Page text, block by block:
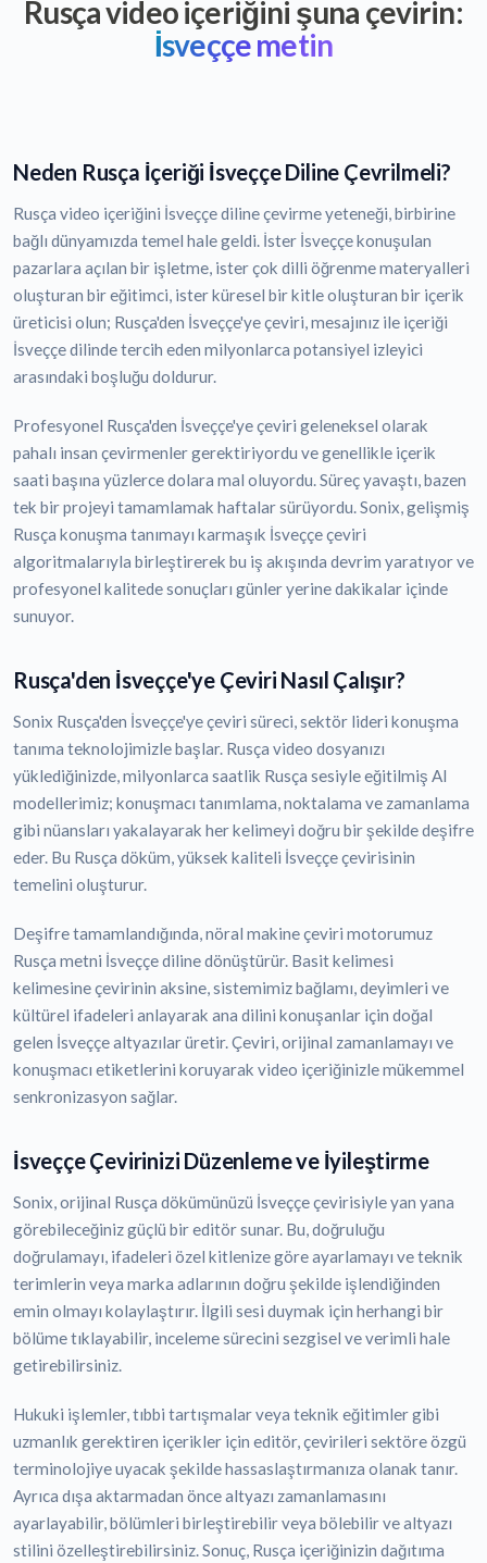
Rusça video içeriğini şuna çevirin:
İsveççe metin
Neden Rusça İçeriği İsveççe Diline Çevrilmeli?
Rusça video içeriğini İsveççe diline çevirme yeteneği, birbirine
bağlı dünyamızda temel hale geldi. İster İsveççe konuşulan
pazarlara açılan bir işletme, ister çok dilli öğrenme materyalleri
oluşturan bir eğitimci, ister küresel bir kitle oluşturan bir içerik
üreticisi olun; Rusça'den İsveççe'ye çeviri, mesajınız ile içeriği
İsveççe dilinde tercih eden milyonlarca potansiyel izleyici
arasındaki boşluğu doldurur.
Profesyonel Rusça'den İsveççe'ye çeviri geleneksel olarak
pahalı insan çevirmenler gerektiriyordu ve genellikle içerik
saati başına yüzlerce dolara mal oluyordu. Süreç yavaştı, bazen
tek bir projeyi tamamlamak haftalar sürüyordu. Sonix, gelişmiş
Rusça konuşma tanımayı karmaşık İsveççe çeviri
algoritmalarıyla birleştirerek bu iş akışında devrim yaratıyor ve
profesyonel kalitede sonuçları günler yerine dakikalar içinde
sunuyor.
Rusça'den İsveççe'ye Çeviri Nasıl Çalışır?
Sonix Rusça'den İsveççe'ye çeviri süreci, sektör lideri konuşma
tanıma teknolojimizle başlar. Rusça video dosyanızı
yüklediğinizde, milyonlarca saatlik Rusça sesiyle eğitilmiş AI
modellerimiz; konuşmacı tanımlama, noktalama ve zamanlama
gibi nüansları yakalayarak her kelimeyi doğru bir şekilde deşifre
eder. Bu Rusça döküm, yüksek kaliteli İsveççe çevirisinin
temelini oluşturur.
Deşifre tamamlandığında, nöral makine çeviri motorumuz
Rusça metni İsveççe diline dönüştürür. Basit kelimesi
kelimesine çevirinin aksine, sistemimiz bağlamı, deyimleri ve
kültürel ifadeleri anlayarak ana dilini konuşanlar için doğal
gelen İsveççe altyazılar üretir. Çeviri, orijinal zamanlamayı ve
konuşmacı etiketlerini koruyarak video içeriğinizle mükemmel
senkronizasyon sağlar.
İsveççe Çevirinizi Düzenleme ve İyileştirme
Sonix, orijinal Rusça dökümünüzü İsveççe çevirisiyle yan yana
görebileceğiniz güçlü bir editör sunar. Bu, doğruluğu
doğrulamayı, ifadeleri özel kitlenize göre ayarlamayı ve teknik
terimlerin veya marka adlarının doğru şekilde işlendiğinden
emin olmayı kolaylaştırır. İlgili sesi duymak için herhangi bir
bölüme tıklayabilir, inceleme sürecini sezgisel ve verimli hale
getirebilirsiniz.
Hukuki işlemler, tıbbi tartışmalar veya teknik eğitimler gibi
uzmanlık gerektiren içerikler için editör, çevirileri sektöre özgü
terminolojiye uyacak şekilde hassaslaştırmanıza olanak tanır.
Ayrıca dışa aktarmadan önce altyazı zamanlamasını
ayarlayabilir, bölümleri birleştirebilir veya bölebilir ve altyazı
stilini özelleştirebilirsiniz. Sonuç, Rusça içeriğinizin dağıtıma